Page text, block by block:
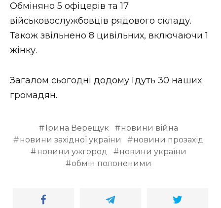
НОВИНИ ЗАХІДНОЇ УКРАЇНИ
ФОТО
Обміняно 5 офіцерів та 17
військовослужбовців рядового складу.
Також звільнено 8 цивільних, включаючи 1
жінку.
Загалом сьогодні додому їдуть 30 наших
громадян.
Ірина Верещук
новини війна
новини західної україни
новини прозахід
новини ужгород
новини україни
обмін полоненими